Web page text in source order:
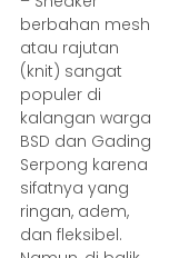
berbahan mesh
atau rajutan
(knit) sangat
populer di
kalangan warga
BSD dan Gading
Serpong karena
sifatnya yang
ringan, adem,
dan fleksibel.